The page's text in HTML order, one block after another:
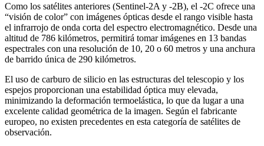
Como los satélites anteriores (Sentinel-2A y -2B), el -2C ofrece una
“visión de color” con imágenes ópticas desde el rango visible hasta
el infrarrojo de onda corta del espectro electromagnético. Desde una
altitud de 786 kilómetros, permitirá tomar imágenes en 13 bandas
espectrales con una resolución de 10, 20 o 60 metros y una anchura
de barrido única de 290 kilómetros.
El uso de carburo de silicio en las estructuras del telescopio y los
espejos proporcionan una estabilidad óptica muy elevada,
minimizando la deformación termoelástica, lo que da lugar a una
excelente calidad geométrica de la imagen. Según el fabricante
europeo, no existen precedentes en esta categoría de satélites de
observación.